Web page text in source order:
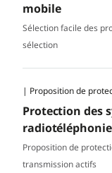
mobile
Sélection facile des
sélection
| Proposition de
Protection des
Proposition de
transmission actifs